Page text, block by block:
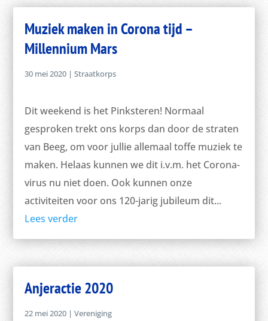
Muziek maken in Corona tijd –
Millennium Mars
30 mei 2020 |Straatkorps
Dit weekend is het Pinksteren! Normaal
gesproken trekt ons korps dan door de straten
van Beeg, om voor jullie allemaal toffe muziek te
maken. Helaas kunnen we dit i.v.m. het Corona-
virus nu niet doen. Ook kunnen onze
activiteiten voor ons 120-jarig jubileum dit...
Lees verder
Anjeractie 2020
22 mei 2020 |Vereniging